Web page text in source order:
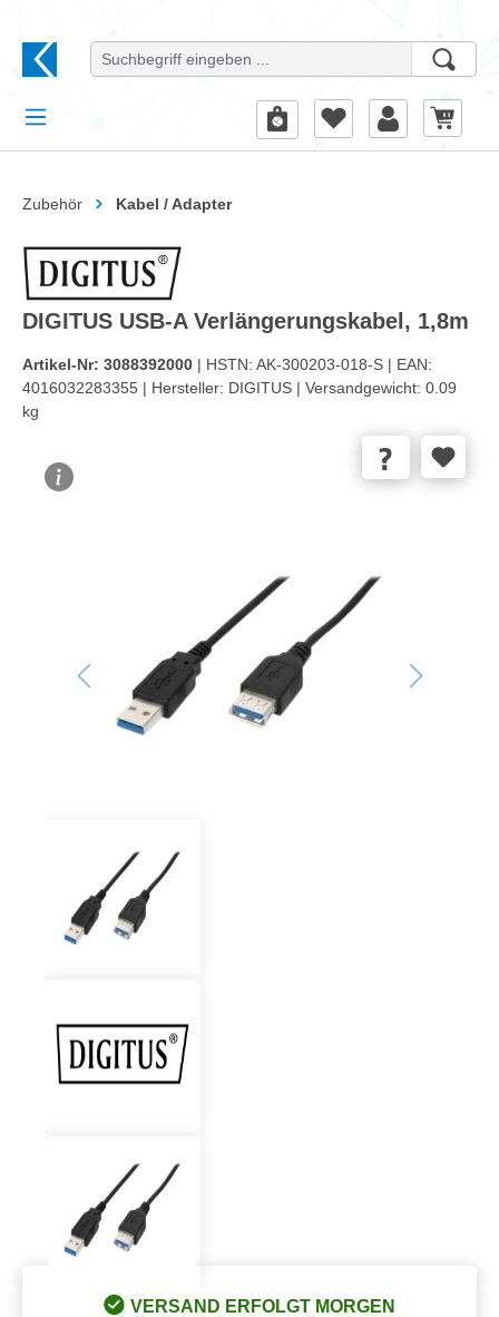
Zubehör Kabel / Adapter
DIGITUS USB-A Verlängerungskabel, 1,8m
Artikel-Nr: 3088392000 | HSTN: AK-300203-018-S | EAN:
4016032283355 | Hersteller: DIGITUS | Versandgewicht: 0.09
kg
VERSAND ERFOLGT MORGEN